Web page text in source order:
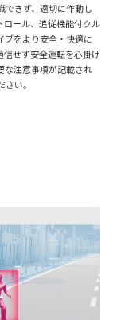
できず、適切に作動し
ール、追従機能付クル
ブをより安全・快適に
せず安全運転を心掛け
注意事項が記載され
い。